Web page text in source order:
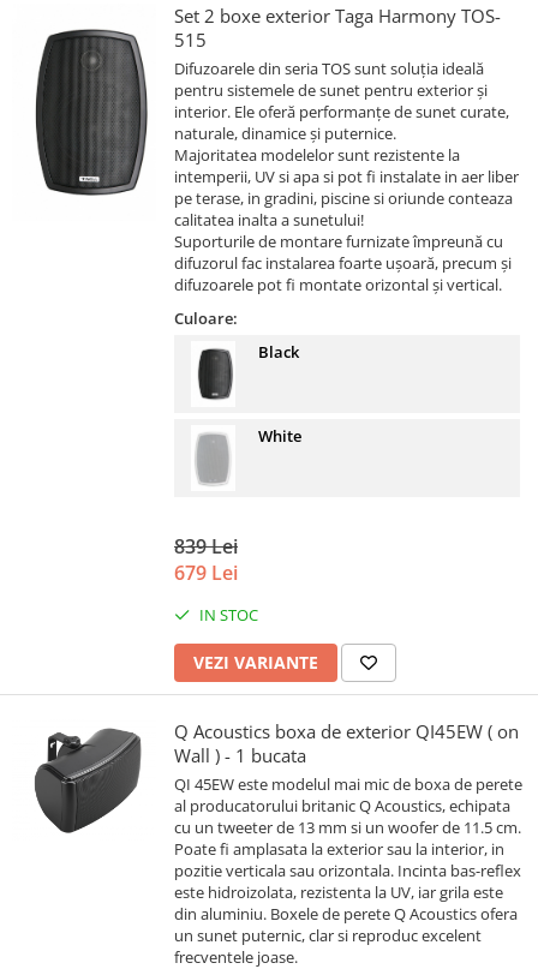
Set 2 boxe exterior Taga Harmony TOS-
515
Difuzoarele din seria TOS sunt soluția ideală
pentru sistemele de sunet pentru exterior și
interior. Ele oferă performanțe de sunet curate,
naturale, dinamice și puternice.
Majoritatea modelelor sunt rezistente la
intemperii, UV si apa si pot fi instalate in aer liber
pe terase, in gradini, piscine si oriunde conteaza
calitatea inalta a sunetului!
Suporturile de montare furnizate împreună cu
difuzorul fac instalarea foarte ușoară, precum și
difuzoarele pot fi montate orizontal și vertical.
Culoare:
Black
White
839 Lei
679 Lei
IN STOC
VEZI VARIANTE
Q Acoustics boxa de exterior QI45EW ( on
Wall ) - 1 bucata
QI 45EW este modelul mai mic de boxa de perete
al producatorului britanic Q Acoustics, echipata
cu un tweeter de 13 mm si un woofer de 11.5 cm.
Poate fi amplasata la exterior sau la interior, in
pozitie verticala sau orizontala. Incinta bas-reflex
este hidroizolata, rezistenta la UV, iar grila este
din aluminiu. Boxele de perete Q Acoustics ofera
un sunet puternic, clar si reproduc excelent
frecventele joase.